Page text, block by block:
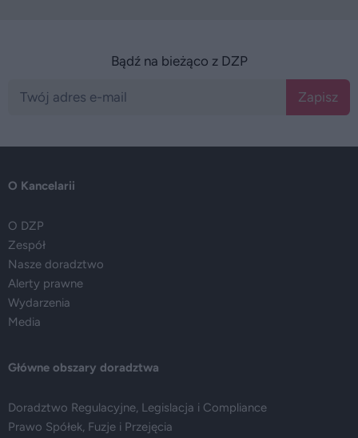
Bądź na bieżąco z DZP
Zapisz
O Kancelarii
O DZP
Zespół
Nasze doradztwo
Alerty prawne
Wydarzenia
Media
Główne obszary doradztwa
Doradztwo Regulacyjne, Legislacja i Compliance
Prawo Spółek, Fuzje i Przejęcia